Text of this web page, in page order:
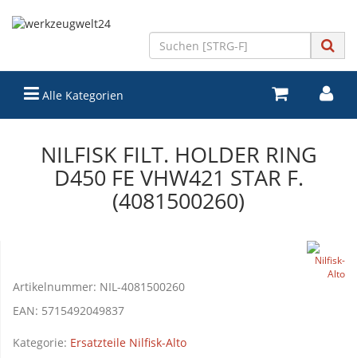
Alle Kategorien
NILFISK FILT. HOLDER RING
D450 FE VHW421 STAR F.
(4081500260)
Artikelnummer: NIL-4081500260
EAN: 5715492049837
Kategorie: Ersatzteile Nilfisk-Alto